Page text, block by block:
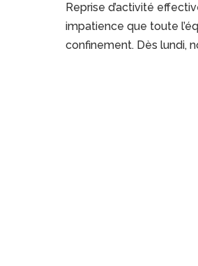
Reprise d’activité
impatience que toute
confinement. Dès lundi,